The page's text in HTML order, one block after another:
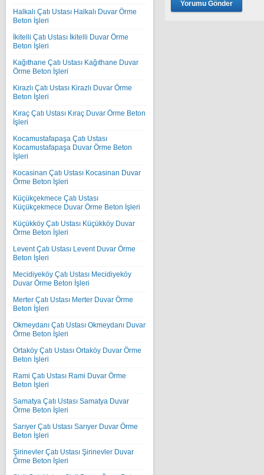
Halkalı Çatı Ustası Halkalı Duvar Örme
Beton İşleri
İkitelli Çatı Ustası İkitelli Duvar Örme
Beton İşleri
Kağıthane Çatı Ustası Kağıthane Duvar
Örme Beton İşleri
Kirazlı Çatı Ustası Kirazlı Duvar Örme
Beton İşleri
Kıraç Çatı Ustası Kıraç Duvar Örme Beton
İşleri
Kocamustafapaşa Çatı Ustası
Kocamustafapaşa Duvar Örme Beton
İşleri
Kocasinan Çatı Ustası Kocasinan Duvar
Örme Beton İşleri
Küçükçekmece Çatı Ustası
Küçükçekmece Duvar Örme Beton İşleri
Küçükköy Çatı Ustası Küçükköy Duvar
Örme Beton İşleri
Levent Çatı Ustası Levent Duvar Örme
Beton İşleri
Mecidiyeköy Çatı Ustası Mecidiyeköy
Duvar Örme Beton İşleri
Merter Çatı Ustası Merter Duvar Örme
Beton İşleri
Okmeydanı Çatı Ustası Okmeydanı Duvar
Örme Beton İşleri
Ortaköy Çatı Ustası Ortaköy Duvar Örme
Beton İşleri
Rami Çatı Ustası Rami Duvar Örme
Beton İşleri
Samatya Çatı Ustası Samatya Duvar
Örme Beton İşleri
Sarıyer Çatı Ustası Sarıyer Duvar Örme
Beton İşleri
Şirinevler Çatı Ustası Şirinevler Duvar
Örme Beton İşleri